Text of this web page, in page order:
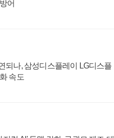
어
되나, 삼성디스플레이 LG디스플
속도